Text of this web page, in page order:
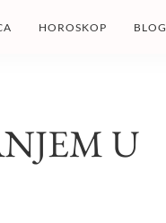
HOROSKOP BLOG
U